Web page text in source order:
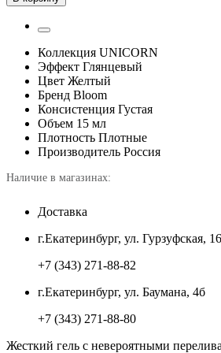
Коллекция UNICORN
Эффект Глянцевый
Цвет Желтый
Бренд Bloom
Консистенция Густая
Объем 15 мл
Плотность Плотные
Производитель Россия
Наличие в магазинах:
Доставка
г.Екатеринбург, ул. Гурзуфская, 16
+7 (343) 271-88-82
г.Екатеринбург, ул. Баумана, 4б
+7 (343) 271-88-80
Жесткий гель с невероятными